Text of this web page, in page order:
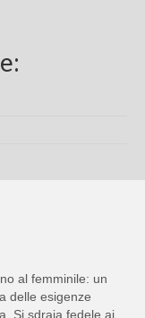
al femminile: un
delle esigenze
Si sdraia fedele ai